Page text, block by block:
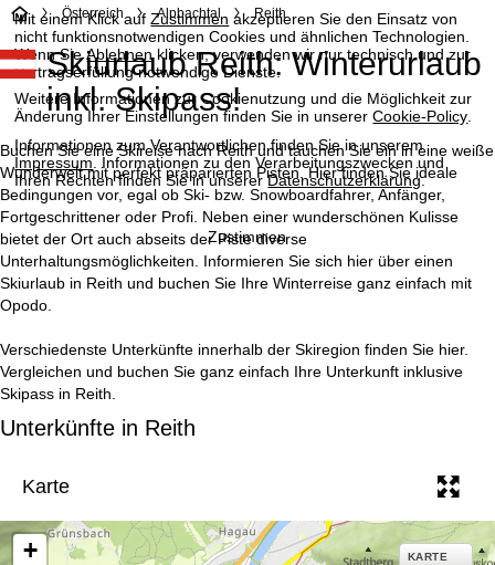
Mit einem Klick aufZustimmen akzeptieren Sie den Einsatz von
nicht funktionsnotwendigen Cookies und ähnlichen Technologien.
Wenn SieAblehnenklicken, verwenden wir nur technisch und zur
Vertragserfüllung notwendige Dienste.
Weitere Informationen zur Cookienutzung und die Möglichkeit zur
Änderung Ihrer Einstellungen finden Sie in unsererCookie-Policy
Informationen zum Verantwortlichen finden Sie in unserem
Impressum . Informationen zu den Verarbeitungszwecken und
Ihren Rechten finden Sie in unsererDatenschutzerklärung.
Zustimmen
S
t
a
r
t
s
e
t
e
Österreich Alpbachtal Reith
Skiurlaub Reith: Winterurlaub
inkl. Skipass!
Buchen Sie eine Skireise nach Reith und tauchen Sie ein in eine weiße
Wunderwelt mit perfekt präparierten Pisten. Hier finden Sie ideale
Bedingungen vor, egal ob Ski- bzw. Snowboardfahrer, Anfänger,
Fortgeschrittener oder Profi. Neben einer wunderschönen Kulisse
bietet der Ort auch abseits der Piste diverse
Unterhaltungsmöglichkeiten. Informieren Sie sich hier über einen
Skiurlaub in Reith und buchen Sie Ihre Winterreise ganz einfach mit
Opodo.
Verschiedenste Unterkünfte innerhalb der Skiregion finden Sie hier.
Vergleichen und buchen Sie ganz einfach Ihre Unterkunft inklusive
Skipass in Reith.
Unterkünfte in Reith
Karte
+ KARTE